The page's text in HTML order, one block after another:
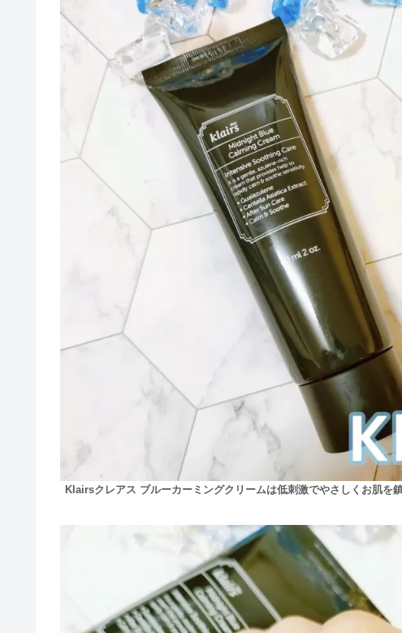
Klairsクレアス ブルーカーミングクリームは低刺激でやさしくお肌を